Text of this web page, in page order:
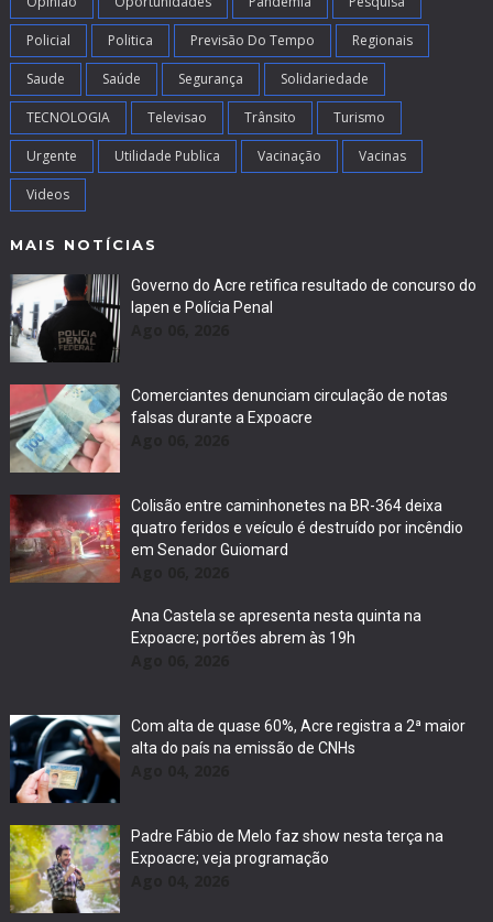
Policial Politica Previsão Do Tempo Regionais
Saude Saúde Segurança Solidariedade
TECNOLOGIA Televisao Trânsito Turismo
Urgente Utilidade Publica Vacinação Vacinas
Videos
MAIS NOTÍCIAS
Governo do Acre retifica resultado de concurso do
Iapen e Polícia Penal
Comerciantes denunciam circulação de notas
falsas durante a Expoacre
Colisão entre caminhonetes na BR-364 deixa
quatro feridos e veículo é destruído por incêndio
em Senador Guiomard
Ana Castela se apresenta nesta quinta na
Expoacre; portões abrem às 19h
Com alta de quase 60%, Acre registra a 2ª maior
alta do país na emissão de CNHs
Padre Fábio de Melo faz show nesta terça na
Expoacre; veja programação